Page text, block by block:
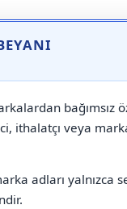
bağımsız
ithalatçı veya
adları yalnızca
⚠️ Markadan